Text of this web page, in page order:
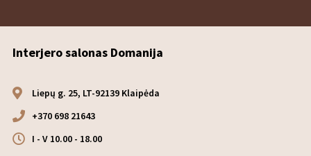
Interjero salonas Domanija
Liepų g. 25, LT-92139 Klaipėda
+370 698 21643
I - V 10.00 - 18.00